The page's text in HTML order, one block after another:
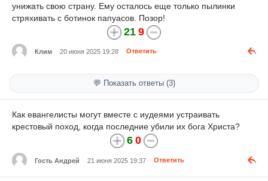
унижать свою страну. Ему осталось еще только пылинки
стряхивать с ботинок папуасов. Позор!
21 9
Клим 20 июня 2025 19:28 Ответить
💬 Показать ответы (3)
Как евангелисты могут вместе с иудеями устраивать
крестовый поход, когда последние убили их бога Христа?
6 0
Гость Андрей 21 июня 2025 19:37 Ответить